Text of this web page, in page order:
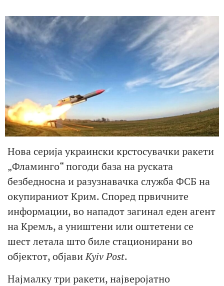
Нова серија украински крстосувачки ракети
„Фламинго“ погоди база на руската
безбедносна и разузнавачка служба ФСБ на
окупираниот Крим. Според првичните
информации, во нападот загинал еден агент
на Кремљ, а уништени или оштетени се
шест летала што биле стационирани во
објектот, објавиKyiv Post.
Најмалку три ракети, најверојатно